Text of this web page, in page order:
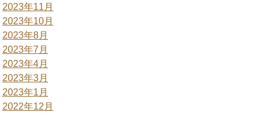
2023年11月
2023年10月
2023年8月
2023年7月
2023年4月
2023年3月
2023年1月
2022年12月